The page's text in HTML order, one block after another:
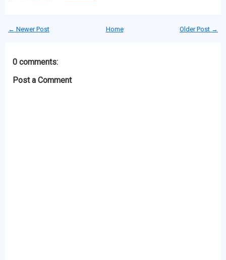
← Newer Post Older Post →
Home
0 comments:
Post a Comment